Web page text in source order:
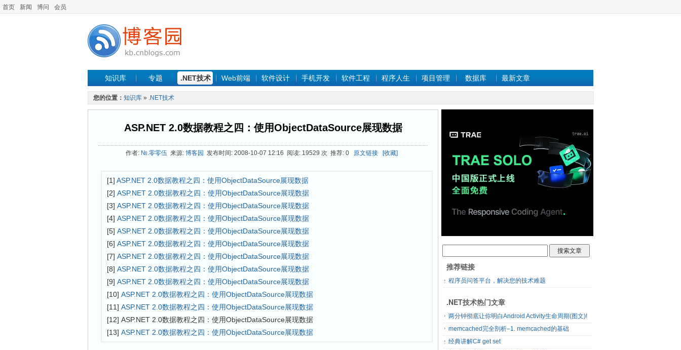
首页 新闻 博问 会员
知识库 专题 .NET技术 Web前端 软件设计 手机开发 软件工程 程序人生 项目管理 数据库 最新文章
您的位置： 知识库 » .NET技术
ASP.NET 2.0数据教程之四：使用ObjectDataSource展现数据
作者: №.零零伍 来源: 博客园 发布时间: 2008-10-07 12:16 阅读: 19529 次 推荐: 0 原文链接 [收藏]
[1] ASP.NET 2.0数据教程之四：使用ObjectDataSource展现数据
[2] ASP.NET 2.0数据教程之四：使用ObjectDataSource展现数据
[3] ASP.NET 2.0数据教程之四：使用ObjectDataSource展现数据
[4] ASP.NET 2.0数据教程之四：使用ObjectDataSource展现数据
[5] ASP.NET 2.0数据教程之四：使用ObjectDataSource展现数据
[6] ASP.NET 2.0数据教程之四：使用ObjectDataSource展现数据
[7] ASP.NET 2.0数据教程之四：使用ObjectDataSource展现数据
[8] ASP.NET 2.0数据教程之四：使用ObjectDataSource展现数据
[9] ASP.NET 2.0数据教程之四：使用ObjectDataSource展现数据
[10] ASP.NET 2.0数据教程之四：使用ObjectDataSource展现数据
[11] ASP.NET 2.0数据教程之四：使用ObjectDataSource展现数据
[12] ASP.NET 2.0数据教程之四：使用ObjectDataSource展现数据
[13] ASP.NET 2.0数据教程之四：使用ObjectDataSource展现数据
推荐链接
程序员问答平台，解决您的技术难题
.NET技术热门文章
两分钟彻底让你明白Android Activity生命周期(图文)!
memcached完全剖析–1. memcached的基础
经典讲解C# get set